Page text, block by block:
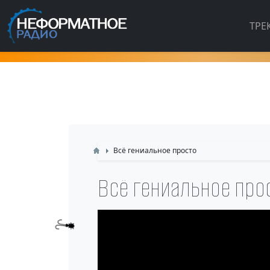
Всё гениальное просто
Всё гениальное